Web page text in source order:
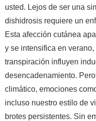
usted. Lejos de ser una
dishidrosis requiere un
Esta afección cutánea
y se intensifica en
transpiración influyen
desencadenamiento.
climático, emociones
incluso nuestro estilo de
brotes persistentes. Sin